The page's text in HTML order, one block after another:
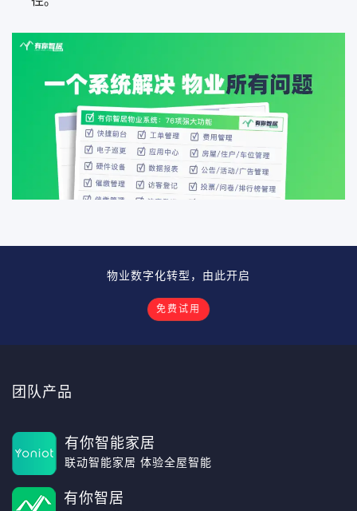
物业数字化转型，由此开启
免费试用
团队产品
有你智能家居
联动智能家居 体验全屋智能
有你智居